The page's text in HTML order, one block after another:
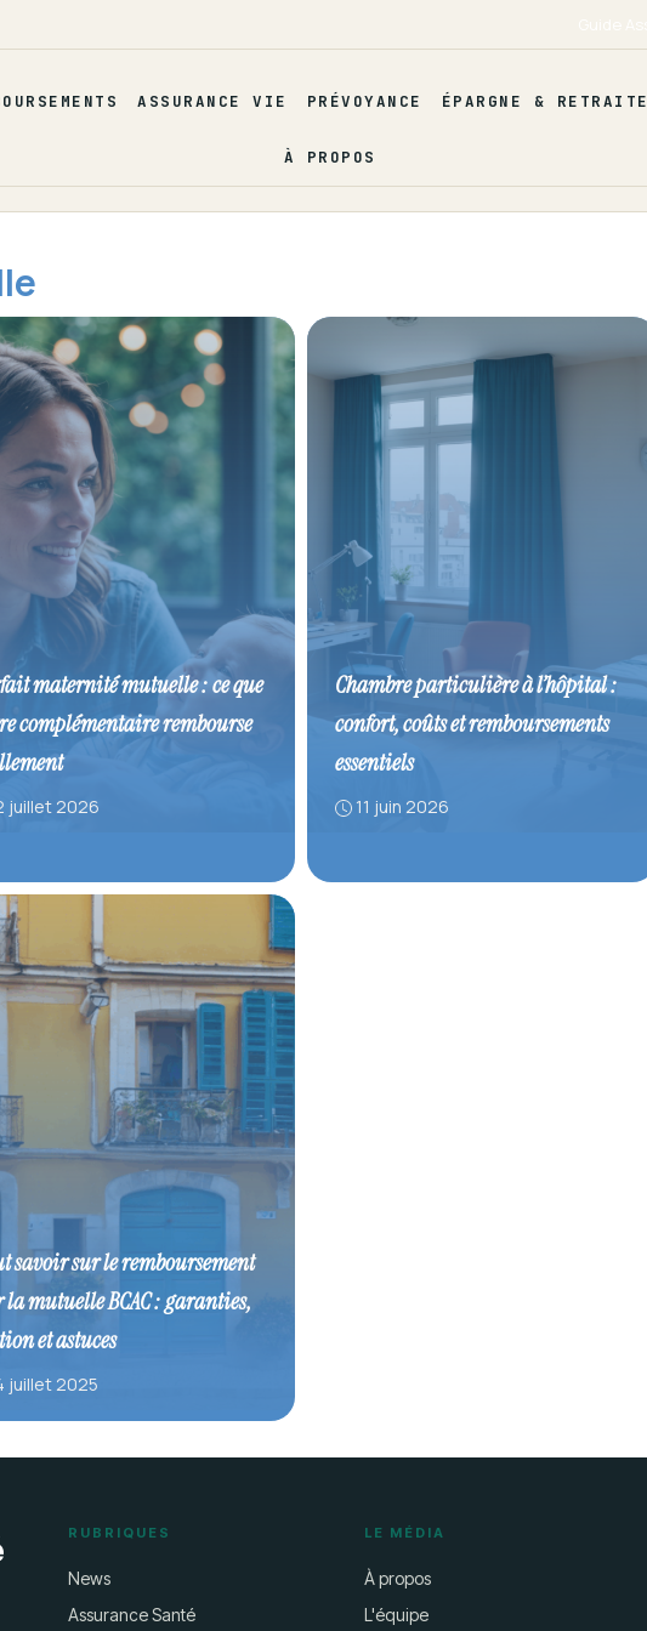
ASSURANCE VIE PRÉVOYANCE ÉPARGNE & RETRAITE
À PROPOS
maternité mutuelle : ce que
complémentaire rembourse
juillet 2026
Chambre particulière à l’hôpital :
confort, coûts et remboursements
essentiels
11 juin 2026
savoir sur le remboursement
mutuelle BCAC : garanties,
et astuces
juillet 2025
RUBRIQUES
News
Assurance Santé
LE MÉDIA
À propos
L'équipe